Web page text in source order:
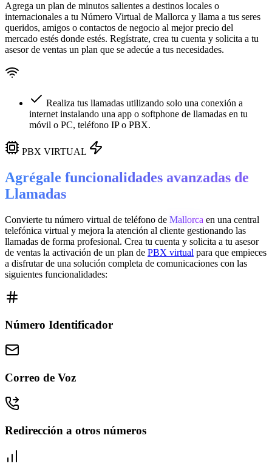
Agrega un plan de minutos salientes a destinos locales o
internacionales a tu Número Virtual de Mallorca y llama a tus seres
queridos, amigos o contactos de negocio al mejor precio del
mercado estés donde estés. Regístrate, crea tu cuenta y solicita a tu
asesor de ventas un plan que se adecúe a tus necesidades.
Realiza tus llamadas utilizando solo una conexión a
internet instalando una app o softphone de llamadas en tu
móvil o PC, teléfono IP o PBX.
PBX VIRTUAL
Agrégale funcionalidades avanzadas de
Llamadas
Convierte tu número virtual de teléfono de Mallorca en una central
telefónica virtual y mejora la atención al cliente gestionando las
llamadas de forma profesional. Crea tu cuenta y solicita a tu asesor
de ventas la activación de un plan de PBX virtual para que empieces
a disfrutar de una solución completa de comunicaciones con las
siguientes funcionalidades:
Número Identificador
Correo de Voz
Redirección a otros números